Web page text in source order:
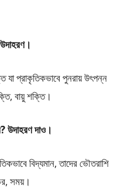
প্রাকৃতিকভাবে পুনরায় উৎপন্ন
বায়ু শক্তি।
উদাহরণ দাও।
বিদ্যমান, তাদের ভৌতরাশি
সময়।